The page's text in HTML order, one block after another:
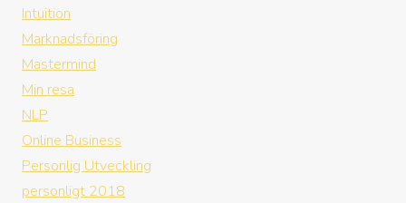
Intuition
Marknadsföring
Mastermind
Min resa
NLP
Online Business
Personlig Utveckling
personligt 2018